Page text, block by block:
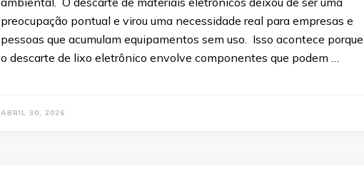
preocupação pontual e virou uma necessidade real para empresas e
pessoas que acumulam equipamentos sem uso. Isso acontece porque
o descarte de lixo eletrônico envolve componentes que podem …
ABRIL 30, 2026